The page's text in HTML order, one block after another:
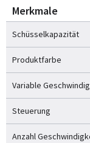
Merkmale
Schüsselkapazität
Produktfarbe
Variable
Steuerung
Anzahl